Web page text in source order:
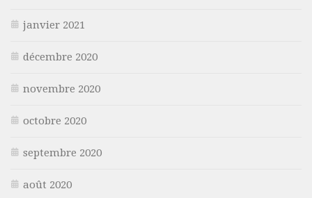
janvier 2021
décembre 2020
novembre 2020
octobre 2020
septembre 2020
août 2020